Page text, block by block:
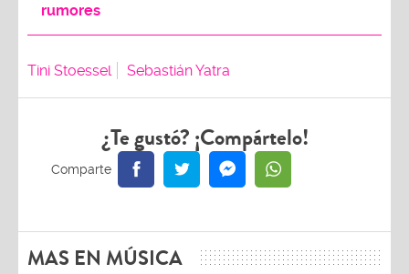
rumores
Tini Stoessel Sebastián Yatra
¿Te gustó? ¡Compártelo!
MAS EN MÚSICA